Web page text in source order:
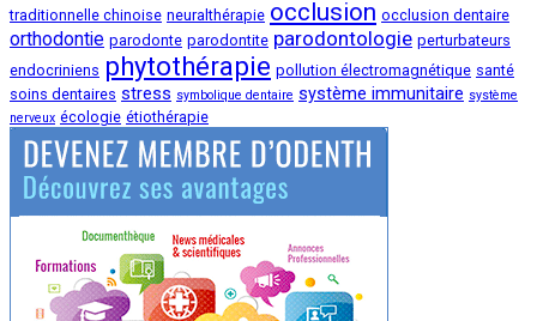
traditionnelle chinoise neuralthérapie occlusion occlusion dentaire
orthodontie parodonte parodontite parodontologie perturbateurs
endocriniens phytothérapie pollution électromagnétique santé
soins dentaires stress symbolique dentaire système immunitaire système
nerveux écologie étiothérapie